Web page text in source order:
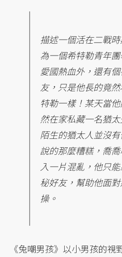
描述一個活在二戰
為一個希特勒青年
愛國熱血外，還有
友，只是他長的竟
特勒一樣！某天當
然在家私藏一名猶
陌生的猶太人並沒
說的那麼糟糕，喬
入一片混亂，他只
秘好友，幫助他面
操。
《兔嘲男孩》以小男孩的視